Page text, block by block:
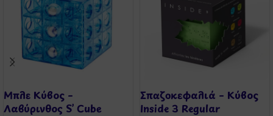
Μπλε Κύβος –
Λαβύρινθος S’ Cube
Σπαζοκεφαλιά – Κύβος
Inside 3 Regular